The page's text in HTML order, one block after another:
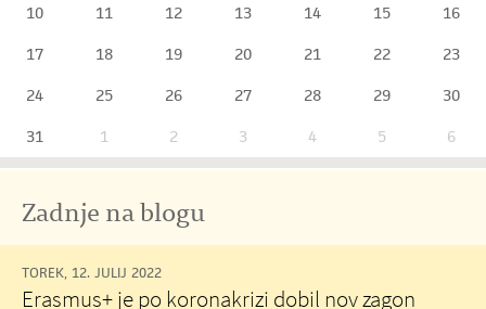
10
11 12 13 14 15
16
17
18 19 20 21 22
23
24
25 26 27 28 29
30
31
1 2 3 4 5 6
Zadnje na blogu
TOREK, 12. JULIJ 2022
Erasmus+ je po koronakrizi dobil nov zagon